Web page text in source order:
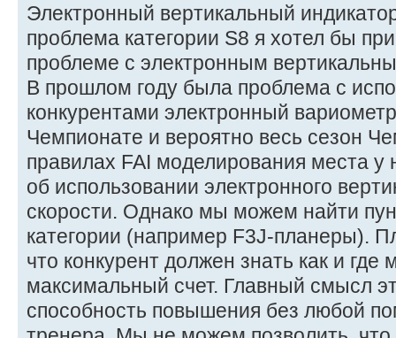
Электронный вертикальный
проблема категории S8 я хотел бы
проблеме с электронным
В прошлом году была проблема с
конкурентами электронный
Чемпионате и вероятно весь сезон
правилах FAI моделирования места у
об использовании электронного
скорости. Однако мы можем найти
категории (например F3J-планеры).
что конкурент должен знать как и где
максимальный счет. Главный смысл
способность повышения без любой